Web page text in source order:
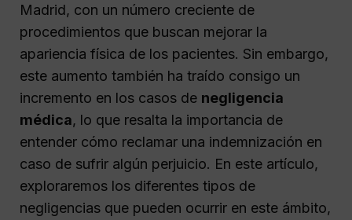
Madrid, con un número creciente de
procedimientos que buscan mejorar la
apariencia física de los pacientes. Sin embargo,
este aumento también ha traído consigo un
incremento en los casos de negligencia
médica, lo que resalta la importancia de
entender cómo reclamar una indemnización en
caso de sufrir algún perjuicio. En este artículo,
exploraremos los diferentes tipos de
negligencias que pueden ocurrir en este ámbito,